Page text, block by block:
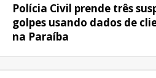
Polícia Civil prende três
golpes usando dados de
na Paraíba